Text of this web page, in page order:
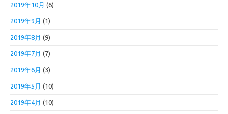
2019年10月 (6)
2019年9月 (1)
2019年8月 (9)
2019年7月 (7)
2019年6月 (3)
2019年5月 (10)
2019年4月 (10)